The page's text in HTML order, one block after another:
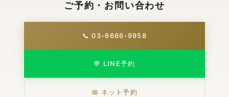
ご予約・お問い合わせ
📞 03-6666-9958
💬 LINE予約
📅 ネット予約